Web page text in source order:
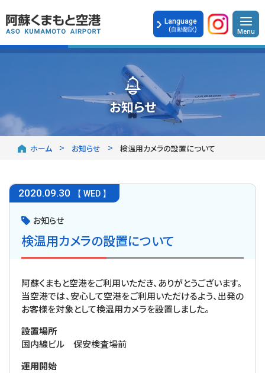
Language
(自動翻訳)
お知らせ
ホーム お知らせ 検温用カメラの設置について
2020.09.30 【 WED 】
お知らせ
検温用カメラの設置について
阿蘇くまもと空港をご利用いただき、ありがとうございます。
当空港では、安心して空港をご利用いただけるよう、出発の
お客様を対象として検温用カメラを設置しました。
設置場所
国内線ビル 保安検査場前
運用開始